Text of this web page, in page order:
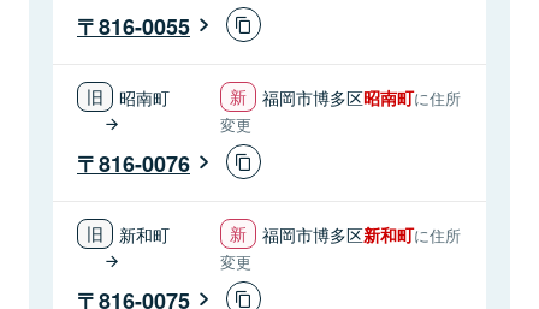
816-0055
昭南町 福岡市博多区昭南町に住所
変更
816-0076
新和町 福岡市博多区新和町に住所
変更
816-0075